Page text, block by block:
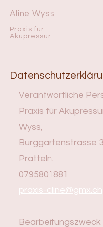
Aline Wyss
Praxis für
Akupressur
Verantwortliche
Praxis für
Wyss,
Burggartenstrasse
Pratteln.
0795801881
praxis-aline@gmx.ch
Bearbeitungszweck